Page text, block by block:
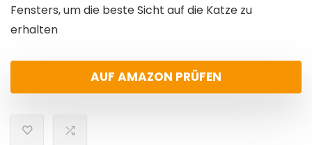
Fensters, um die beste Sicht auf die Katze zu
erhalten
AUF AMAZON PRÜFEN